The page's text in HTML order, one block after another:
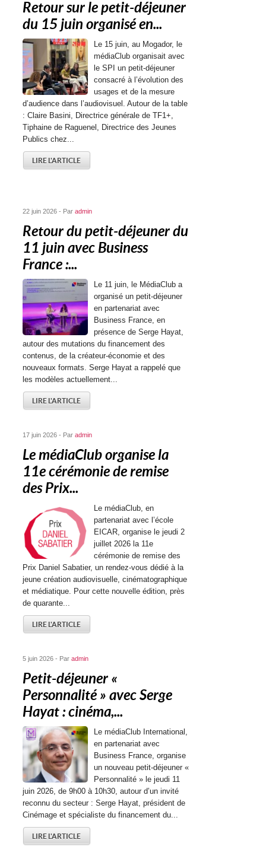
Retour sur le petit-déjeuner
du 15 juin organisé en...
Le 15 juin, au Mogador, le
médiaClub organisait avec
le SPI un petit-déjeuner
consacré à l’évolution des
usages et de la mesure
d’audience dans l’audiovisuel. Autour de la table
: Claire Basini, Directrice générale de TF1+,
Tiphaine de Raguenel, Directrice des Jeunes
Publics chez...
LIRE L'ARTICLE
22 juin 2026 - Paradmin
Retour du petit-déjeuner du
11 juin avec Business
France :...
Le 11 juin, le MédiaClub a
organisé un petit-déjeuner
en partenariat avec
Business France, en
présence de Serge Hayat,
autour des mutations du financement des
contenus, de la créateur-économie et des
nouveaux formats. Serge Hayat a rappelé que
les modèles actuellement...
LIRE L'ARTICLE
17 juin 2026 - Paradmin
Le médiaClub organise la
11e cérémonie de remise
des Prix...
Le médiaClub, en
partenariat avec l’école
EICAR, organise le jeudi 2
juillet 2026 la 11e
cérémonie de remise des
Prix Daniel Sabatier, un rendez-vous dédié à la
jeune création audiovisuelle, cinématographique
et médiatique. Pour cette nouvelle édition, près
de quarante...
LIRE L'ARTICLE
5 juin 2026 - Paradmin
Petit-déjeuner «
Personnalité » avec Serge
Hayat : cinéma,...
Le médiaClub International,
en partenariat avec
Business France, organise
un nouveau petit-déjeuner «
Personnalité » le jeudi 11
juin 2026, de 9h00 à 10h30, autour d’un invité
reconnu du secteur : Serge Hayat, président de
Cinémage et spécialiste du financement du...
LIRE L'ARTICLE